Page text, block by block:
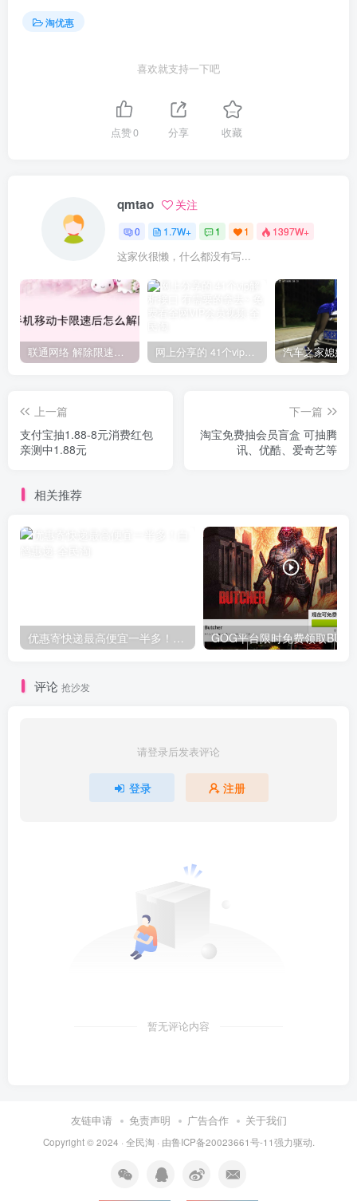
淘优惠
喜欢就支持一下吧
点赞0 分享 收藏
qmtao 关注
0 1.7W+ 1 1 1397W+
这家伙很懒，什么都没有写...
联通网络 解除限速方法参考！畅享、畅玩、老白干等及其它地区自测了 网上分享的 41个vip解析接口 有需要的拿去~ 免费看全网VIP会员视频
上一篇
支付宝抽1.88-8元消费红包
亲测中1.88元
下一篇
淘宝免费抽会员盲盒 可抽腾
讯、优酷、爱奇艺等
相关推荐
优惠寄快递最高便宜一半多！白鸽惠递
评论 抢沙发
请登录后发表评论
登录 注册
暂无评论内容
友链申请 免责声明 广告合作 关于我们
Copyright © 2024 · 全民淘 · 由鲁ICP备20023661号-11强力驱动.